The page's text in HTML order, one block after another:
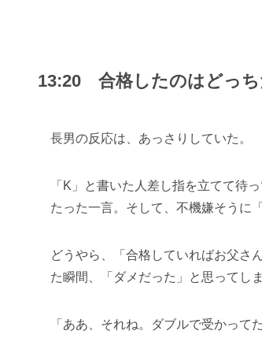
13:20 合格したのはどっち
長男の反応は、あっさりしていた。
「K」と書いた人差し指を立てて待
たった一言。そして、不機嫌そうに
どうやら、「合格していればお父さ
た瞬間、「ダメだった」と思ってし
「ああ、それね。ダブルで受かって